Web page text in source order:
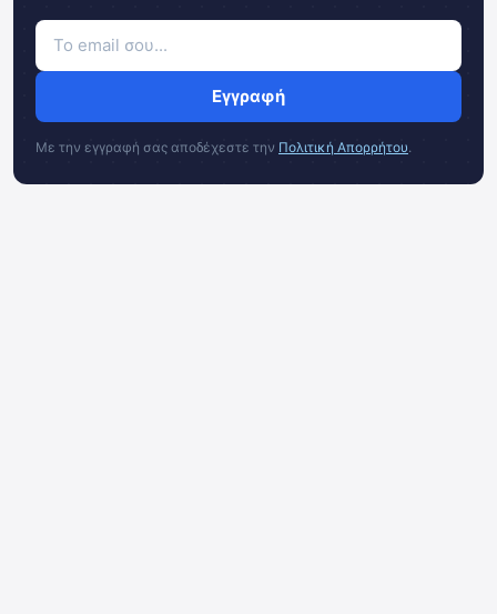
Εγγραφή
Με την εγγραφή σας αποδέχεστε την Πολιτική Απορρήτου.